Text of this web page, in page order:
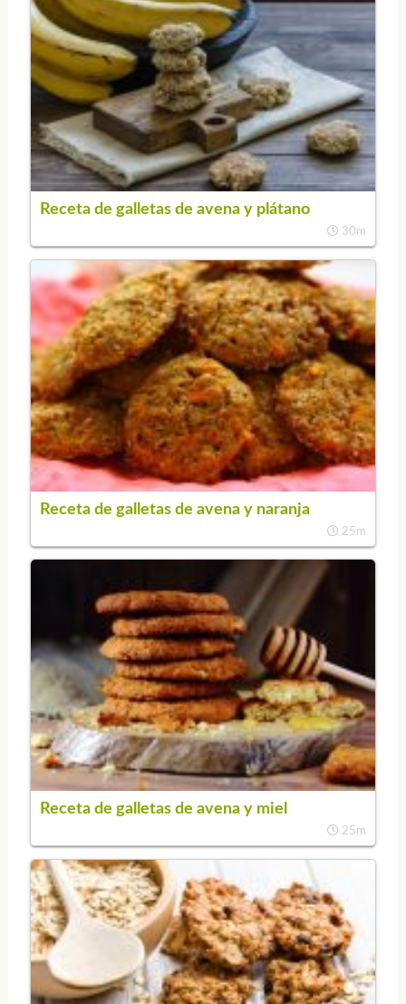
Receta de galletas de avena y plátano
30m
Receta de galletas de avena y naranja
25m
Receta de galletas de avena y miel
25m